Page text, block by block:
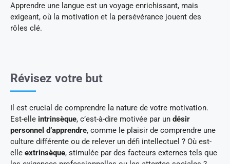
Apprendre une langue est un voyage enrichissant, mais
exigeant, où la motivation et la persévérance jouent des
rôles clé.
Révisez votre but
Il est crucial de comprendre la nature de votre motivation.
Est-elle intrinsèque, c’est-à-dire motivée par un désir
personnel d’apprendre, comme le plaisir de comprendre une
culture différente ou de relever un défi intellectuel ? Où est-
elle extrinsèque, stimulée par des facteurs externes tels que